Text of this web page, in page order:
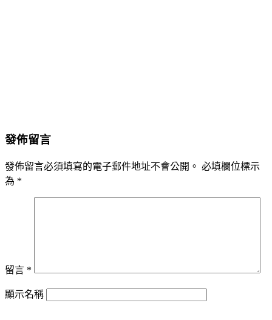
發佈留言
發佈留言必須填寫的電子郵件地址不會公開。 必填欄位標示
為 *
留言 *
顯示名稱